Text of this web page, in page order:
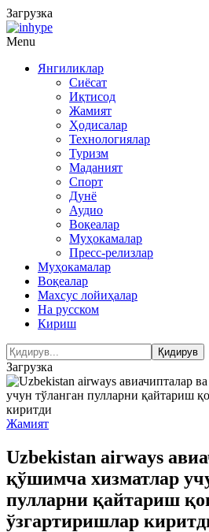
Загрузка
Menu
Янгиликлар
Сиёсат
Иқтисод
Жамият
Ҳодисалар
Технологиялар
Туризм
Маданият
Спорт
Дунё
Аудио
Воқеалар
Муҳокамалар
Пресс-релизлар
Муҳокамалар
Воқеалар
Махсус лойиҳалар
На русском
Кириш
Загрузка
Жамият
Uzbekistan airways
қўшимча хизматлар
пулларни қайтариш
ўзгартиришлар